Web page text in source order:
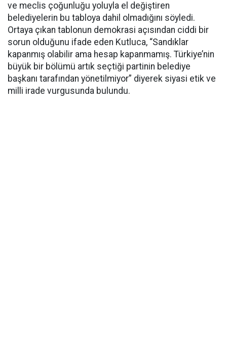
ve meclis çoğunluğu yoluyla el değiştiren
belediyelerin bu tabloya dahil olmadığını söyledi.
Ortaya çıkan tablonun demokrasi açısından ciddi bir
sorun olduğunu ifade eden Kutluca, “Sandıklar
kapanmış olabilir ama hesap kapanmamış. Türkiye’nin
büyük bir bölümü artık seçtiği partinin belediye
başkanı tarafından yönetilmiyor” diyerek siyasi etik ve
milli irade vurgusunda bulundu.